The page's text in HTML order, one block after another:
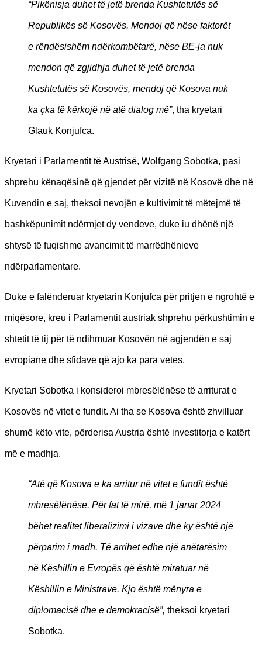
“Pikënisja duhet të jetë brenda Kushtetutës së
Republikës së Kosovës. Mendoj që nëse faktorët
e rëndësishëm ndërkombëtarë, nëse BE-ja nuk
mendon që zgjidhja duhet të jetë brenda
Kushtetutës së Kosovës, mendoj që Kosova nuk
ka çka të kërkojë në atë dialog më”, tha kryetari
Glauk Konjufca.
Kryetari i Parlamentit të Austrisë, Wolfgang Sobotka, pasi
shprehu kënaqësinë që gjendet për vizitë në Kosovë dhe në
Kuvendin e saj, theksoi nevojën e kultivimit të mëtejmë të
bashkëpunimit ndërmjet dy vendeve, duke iu dhënë një
shtysë të fuqishme avancimit të marrëdhënieve
ndërparlamentare.
Duke e falënderuar kryetarin Konjufca për pritjen e ngrohtë e
miqësore, kreu i Parlamentit austriak shprehu përkushtimin e
shtetit të tij për të ndihmuar Kosovën në agjendën e saj
evropiane dhe sfidave që ajo ka para vetes.
Kryetari Sobotka i konsideroi mbresëlënëse të arriturat e
Kosovës në vitet e fundit. Ai tha se Kosova është zhvilluar
shumë këto vite, përderisa Austria është investitorja e katërt
më e madhja.
“Atë që Kosova e ka arritur në vitet e fundit është
mbresëlënëse. Për fat të mirë, më 1 janar 2024
bëhet realitet liberalizimi i vizave dhe ky është një
përparim i madh. Të arrihet edhe një anëtarësim
në Këshillin e Evropës që është miratuar në
Këshillin e Ministrave. Kjo është mënyra e
diplomacisë dhe e demokracisë”, theksoi kryetari
Sobotka.